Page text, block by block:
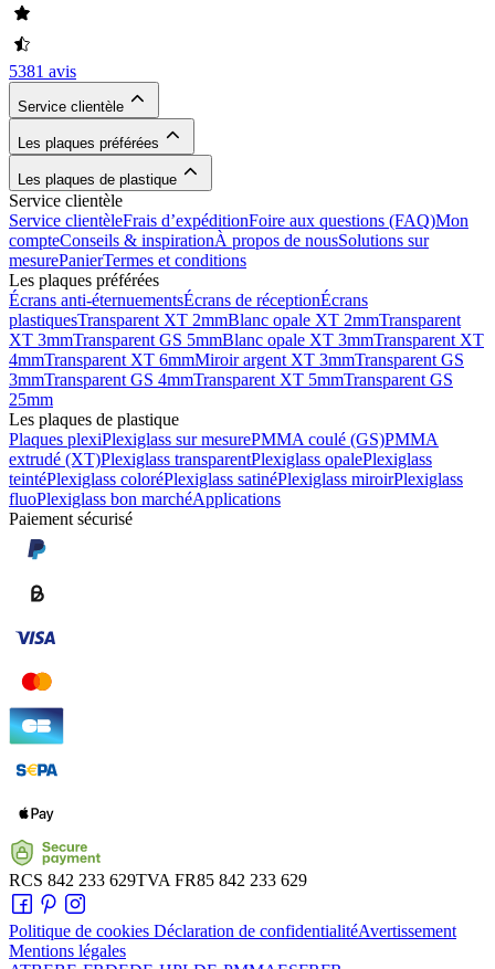
5381 avis
Service clientèle
Les plaques préférées
Les plaques de plastique
Service clientèle
Service clientèleFrais d’expéditionFoire aux questions (FAQ)Mon
compteConseils & inspirationÀ propos de nousSolutions sur
mesurePanierTermes et conditions
Les plaques préférées
Écrans anti-éternuementsÉcrans de réceptionÉcrans
plastiquesTransparent XT 2mmBlanc opale XT 2mmTransparent
XT 3mmTransparent GS 5mmBlanc opale XT 3mmTransparent XT
4mmTransparent XT 6mmMiroir argent XT 3mmTransparent GS
3mmTransparent GS 4mmTransparent XT 5mmTransparent GS
25mm
Les plaques de plastique
Plaques plexiPlexiglass sur mesurePMMA coulé (GS)PMMA
extrudé (XT)Plexiglass transparentPlexiglass opalePlexiglass
teintéPlexiglass coloréPlexiglass satinéPlexiglass miroirPlexiglass
fluoPlexiglass bon marchéApplications
Paiement sécurisé
RCS 842 233 629TVA FR85 842 233 629
Politique de cookies Déclaration de confidentialitéAvertissement
Mentions légales